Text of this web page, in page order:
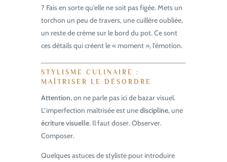
? Fais en sorte qu’elle ne soit pas figée. Mets un
torchon un peu de travers, une cuillère oubliée,
un reste de crème sur le bord du pot. Ce sont
ces détails qui créent le « moment », l’émotion.
STYLISME CULINAIRE :
MAÎTRISER LE DÉSORDRE
Attention, on ne parle pas ici de bazar visuel.
L’imperfection maîtrisée est unediscipline, une
écriture visuelle. Il faut doser. Observer.
Composer.
Quelques astuces de styliste pour introduire